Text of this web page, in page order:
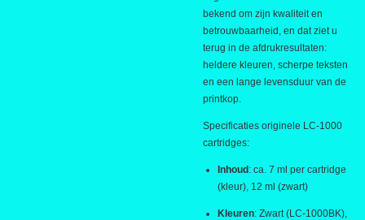
bekend om zijn kwaliteit en
betrouwbaarheid, en dat ziet u
terug in de afdrukresultaten:
heldere kleuren, scherpe teksten
en een lange levensduur van de
printkop.
Specificaties originele LC-1000
cartridges:
Inhoud: ca. 7 ml per cartridge
(kleur), 12 ml (zwart)
Kleuren: Zwart (LC-1000BK),